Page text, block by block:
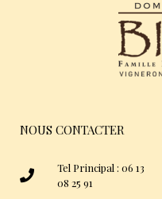
NOUS CONTACTER
Tel Principal : 06 13
08 25 91